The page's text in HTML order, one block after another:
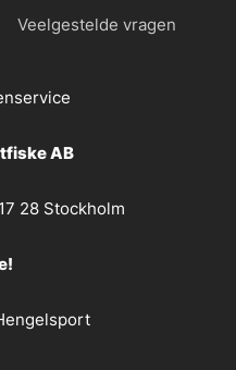
Veelgestelde vragen
AB
28 Stockholm